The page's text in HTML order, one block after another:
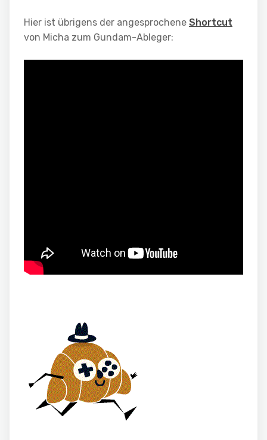
Hier ist übrigens der angesprochene Shortcut
von Micha zum Gundam-Ableger: